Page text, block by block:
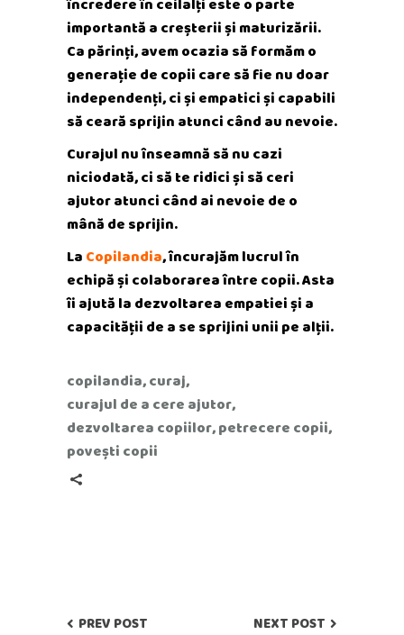
importantă a creșterii și maturizării.
Ca părinți, avem ocazia să formăm o
generație de copii care să fie nu doar
independenți, ci și empatici și capabili
să ceară sprijin atunci când au nevoie.
Curajul nu înseamnă să nu cazi
niciodată, ci să te ridici și să ceri
ajutor atunci când ai nevoie de o
mână de sprijin.
La Copilandia, încurajăm lucrul în
echipă și colaborarea între copii. Asta
îi ajută la dezvoltarea empatiei și a
capacității de a se sprijini unii pe alții.
copilandia,curaj,
curajul de a cere ajutor,
dezvoltarea copiilor,petrecere copii,
povești copii
PREV POST NEXT POST